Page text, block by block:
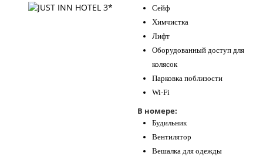
Сейф
Химчистка
Лифт
Оборудованный доступ для
колясок
Парковка поблизости
Wi-Fi
В номере:
Будильник
Вентилятор
Вешалка для одежды